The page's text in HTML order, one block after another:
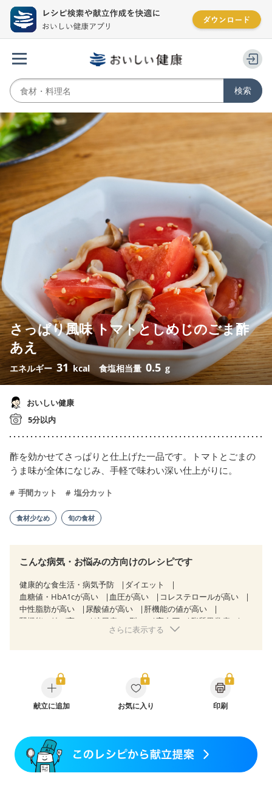
さっぱり風味 トマトとしめじのごま酢
あえ
エネルギー 31 kcal 食塩相当量 0.5 g
おいしい健康
5分以内
酢を効かせてさっぱりと仕上げた一品です。トマトとごまの
うま味が全体になじみ、手軽で味わい深い仕上がりに。
手間カット 塩分カット
食材少なめ 旬の食材
こんな病気・お悩みの方向けのレシピです
健康的な食生活・病気予防
ダイエット
血糖値・HbA1cが高い
血圧が高い
コレステロールが高い
中性脂肪が高い
尿酸値が高い
肝機能の値が高い
腎機能の値が高い
糖尿病（2型） 高血圧
脂質異常症
狭心症 心筋梗塞
糖尿病性腎症（第１期）
糖尿病性腎症（第２期）
糖尿病性腎症（第３期）
CKD（ステージ１）
CKD（ステージ２）
CKD（ステージ３a）
乳がん治療を終えた方・経過観察中の方など
味の感じ方が変わった
食欲がない
妊娠中(初期)
妊婦健診・体重増加が気になる（初期）
さらに表示する
献立に追加 お気に入り 印刷